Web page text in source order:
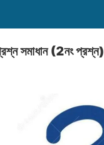
সমাধান (2নং প্রশ্ন)